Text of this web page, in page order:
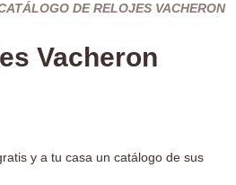
DE RELOJES VACHERON
Vacheron
y a tu casa un catálogo de sus